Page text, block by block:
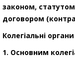
законом,
договором
Колегіальні
1. Основним